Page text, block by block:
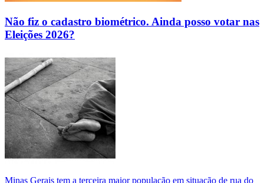
Não fiz o cadastro biométrico. Ainda posso votar nas
Eleições 2026?
Minas Gerais tem a terceira maior população em situação de rua do